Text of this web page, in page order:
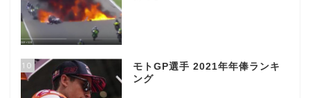
10
モトGP選手 2021年年俸ランキ
ング